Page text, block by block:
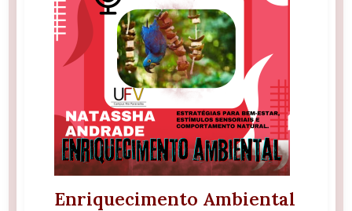
Enriquecimento Ambiental